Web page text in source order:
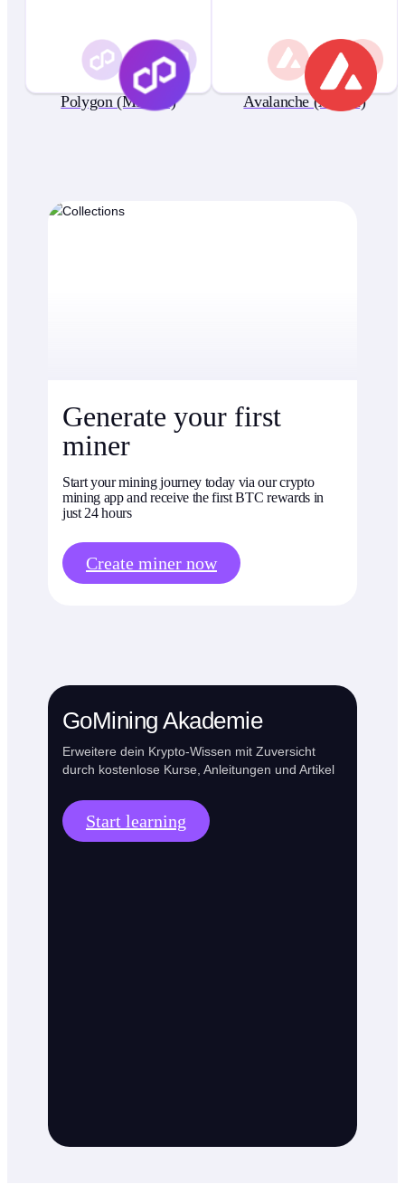
Polygon (MATIC) Avalanche (AVAX)
Generate your first
miner
Start your mining journey today via our crypto
mining app and receive the first BTC rewards in
just 24 hours
Create miner now
GoMining Akademie
Erweitere dein Krypto-Wissen mit Zuversicht
durch kostenlose Kurse, Anleitungen und Artikel
Start learning